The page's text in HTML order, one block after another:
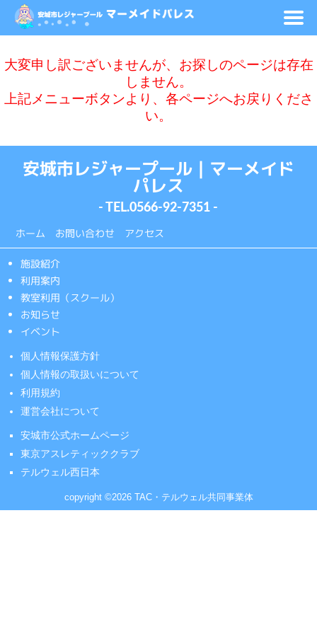
大変申し訳ございませんが、お探しのページは存在
しません。
上記メニューボタンより、各ページへお戻りくださ
い。
安城市レジャープール｜マーメイド
パレス
- TEL.0566-92-7351 -
ホーム お問い合わせ アクセス
施設紹介
利用案内
教室利用（スクール）
お知らせ
イベント
個人情報保護方針
個人情報の取扱いについて
利用規約
運営会社について
安城市公式ホームページ
東京アスレティッククラブ
テルウェル西日本
copyright ©2026 TAC・テルウェル共同事業体